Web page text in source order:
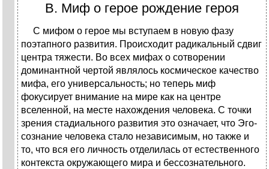
В. Миф о герое рождение героя
С мифом о герое мы вступаем в новую фазу
поэтапного развития. Происходит радикальный сдвиг
центра тяжести. Во всех мифах о сотворении
доминантной чертой являлось космическое качество
мифа, его универсальность; но теперь миф
фокусирует внимание на мире как на центре
вселенной, на месте нахождения человека. С точки
зрения стадиального развития это означает, что Эго-
сознание человека стало независимым, но также и
то, что вся его личность отделилась от естественного
контекста окружающего мира и бессознательного.